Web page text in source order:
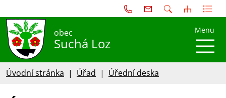
obec
Suchá Loz
Menu
Úvodní stránka Úřad Úřední deska